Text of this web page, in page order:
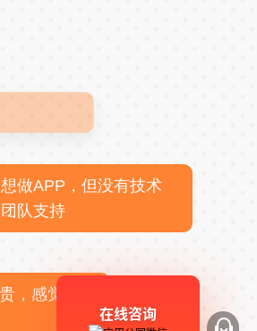
想做APP，但没有技术
团队支持
，感觉不
在线咨询